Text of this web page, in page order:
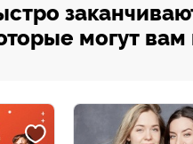
могут вам